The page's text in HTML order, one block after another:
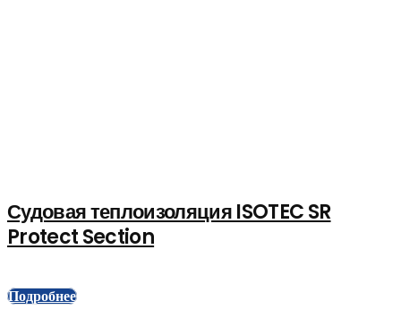
Судовая теплоизоляция ISOTEC SR
Protect Section
Подробнее